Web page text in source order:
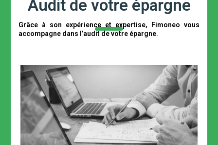
Audit de votre épargne
Grâce à son expérience et expertise, Fimoneo vous
accompagne dans l’audit de votre épargne.